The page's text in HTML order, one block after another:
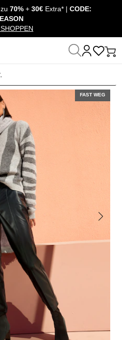
zum Content
70% + 30€ Extra* | CODE:
FAST WEG